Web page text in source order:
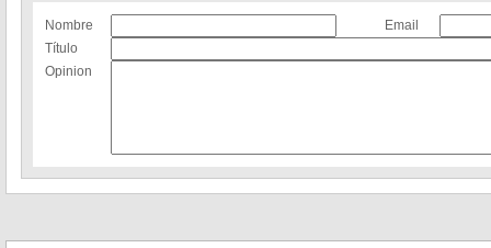
Nombre
Email
Título
Opinion